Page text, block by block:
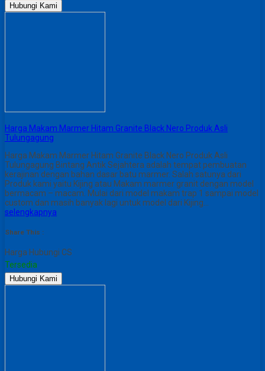
Hubungi Kami
Harga Makam Marmer Hitam Granite Black Nero Produk Asli
Tulungagung
Harga Makam Marmer Hitam Granite Black Nero Produk Asli
Tulungagung Bintang Antik Sejahtera adalah tempat pembuatan
kerajinan dengan bahan dasar batu marmer. Salah satunya dari
Produk kami yaitu Kijing atau Makam marmer granit dengan model
bermacam – macam. Mulai dari model makam trap 1 sampai model
custom dan masih banyak lagi untuk model dari Kijing…
selengkapnya
Share This :
Harga Hubungi CS
Tersedia
Hubungi Kami